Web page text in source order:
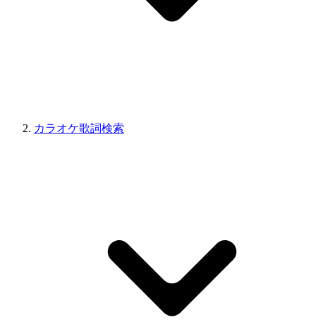
カラオケ歌詞検索